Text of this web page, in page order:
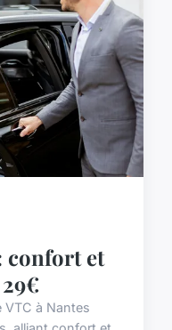
confort et
VTC à Nantes